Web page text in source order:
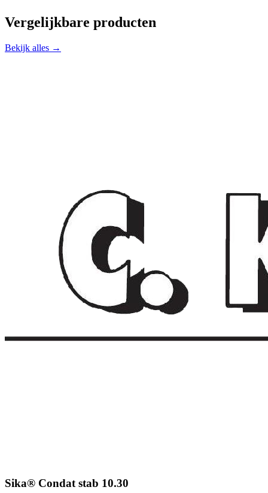
Vergelijkbare producten
Bekijk alles →
Sika® Condat stab 10.30